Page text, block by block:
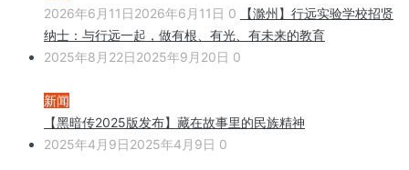
2026年6月11日2026年6月11日 0
【滁州】行远实验学校招贤
纳士：与行远一起，做有根、有光、有未来的教育
2025年8月22日2025年9月20日 0
新闻
【黑暗传2025版发布】藏在故事里的民族精神
2025年4月9日2025年4月9日 0